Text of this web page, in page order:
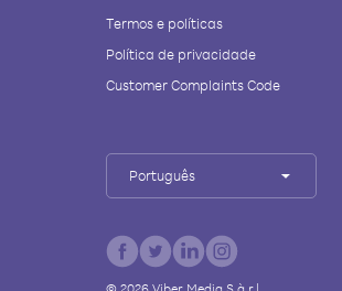
Termos e políticas
Política de privacidade
Customer Complaints Code
Português